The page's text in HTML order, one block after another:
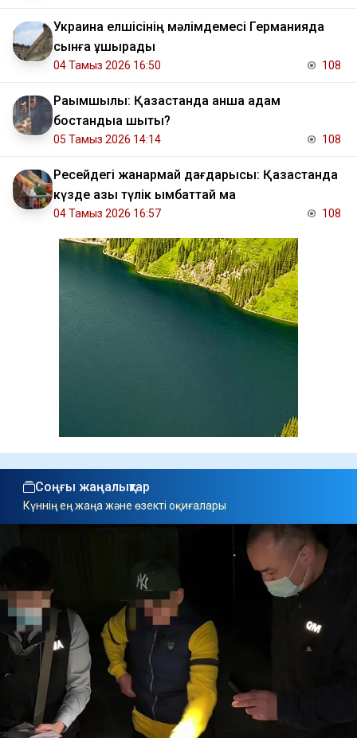
Украина елшісінің мәлімдемесі Германияда
сынға ұшырады
04 Тамыз 2026 16:50 108
Рақымшылық: Қазақстанда қанша адам
бостандыққа шықты?
05 Тамыз 2026 14:14 108
Ресейдегі жанармай дағдарысы: Қазақстанда
күзде азық түлік қымбаттай ма
04 Тамыз 2026 16:57 108
Соңғы жаңалықтар
Күннің ең жаңа және өзекті оқиғалары